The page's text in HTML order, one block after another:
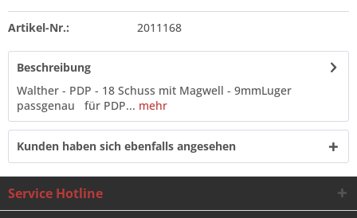
Artikel-Nr.: 2011168
Beschreibung
Walther - PDP - 18 Schuss mit Magwell - 9mmLuger
passgenau für PDP... mehr
Kunden haben sich ebenfalls angesehen
Service Hotline